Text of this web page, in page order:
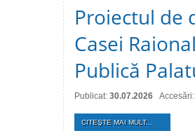
Proiectul de
Casei
Publică
Publicat: 30.07.2026
CITEŞTE MAI MULT...